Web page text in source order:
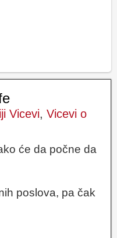
Vicevi, Vicevi o
će da počne da
poslova, pa čak